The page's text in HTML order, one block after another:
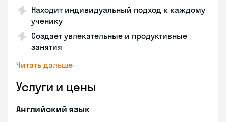
Находит индивидуальный подход к каждому
ученику
Создает увлекательные и продуктивные
занятия
Читать дальше
Услуги и цены
Английский язык